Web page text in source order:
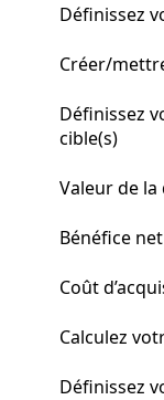
Définissez
Créer/
Définissez
cible(s)
Valeur de la
Bénéfice
Coût
Calculez
Définissez